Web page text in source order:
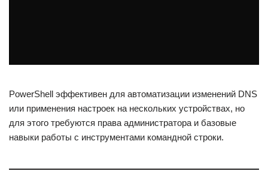
PowerShell эффективен для автоматизации изменений DNS
или применения настроек на нескольких устройствах, но
для этого требуются права администратора и базовые
навыки работы с инструментами командной строки.